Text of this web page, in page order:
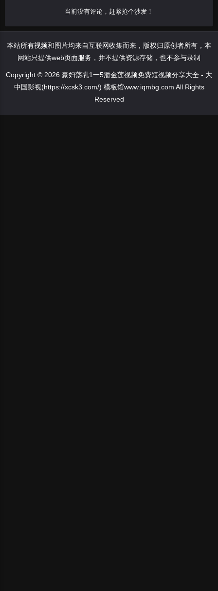
当前没有评论，赶紧抢个沙发！
本站所有视频和图片均来自互联网收集而来，版权归原创者所有，本
网站只提供web页面服务，并不提供资源存储，也不参与录制
Copyright © 2026 豪妇荡乳1一5潘金莲视频免费短视频分享大全 - 大
中国影视(https://xcsk3.com/) 模板馆www.iqmbg.com All Rights
Reserved